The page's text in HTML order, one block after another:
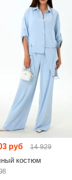
руб 14 929
костюм